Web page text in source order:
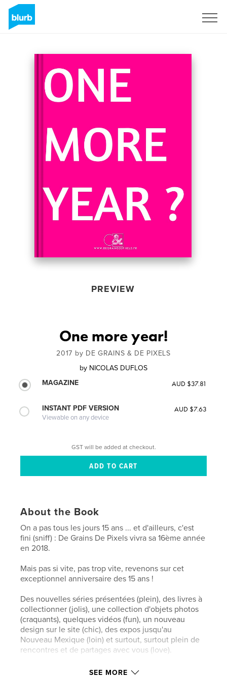
PREVIEW
One more year!
2017 by DE GRAINS & DE PIXELS
by NICOLAS DUFLOS
MAGAZINE
AUD $37.81
INSTANT PDF VERSION
Viewable on any device
AUD $7.63
GST will be added at checkout.
About the Book
On a pas tous les jours 15 ans ... et d'ailleurs, c'est
fini (sniff) : De Grains De Pixels vivra sa 16ème année
en 2018.
Mais pas si vite, pas trop vite, revenons sur cet
exceptionnel anniversaire des 15 ans !
Des nouvelles séries présentées (plein), des livres à
collectionner (jolis), une collection d'objets photos
(craquants), quelques vidéos (fun), un nouveau
design sur le site (chic), des expos jusqu'au
Nouveau Mexique (loin) et surtout, surtout plein de
rencontres et de partages avec vous (love).
Sur 152 pages, « One More Year » vous propose un
SEE MORE